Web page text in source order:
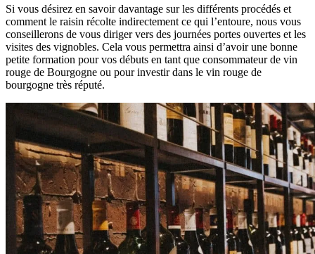
Si vous désirez en savoir davantage sur les différents procédés et
comment le raisin récolte indirectement ce qui l’entoure, nous vous
conseillerons de vous diriger vers des journées portes ouvertes et les
visites des vignobles. Cela vous permettra ainsi d’avoir une bonne
petite formation pour vos débuts en tant que consommateur de vin
rouge de Bourgogne ou pour investir dans le vin rouge de
bourgogne très réputé.